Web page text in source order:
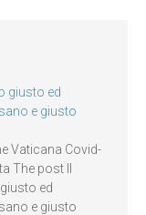
giusto ed
e giusto
Vaticana Covid-
The post Il
ed
e giusto